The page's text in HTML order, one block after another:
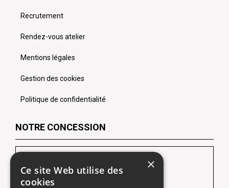
Recrutement
Rendez-vous atelier
Mentions légales
Gestion des cookies
Politique de confidentialité
NOTRE CONCESSION
LES CHEVRONS SOFIDA Lens
102 Route de Lille
×
Ce site Web utilise des
cookies